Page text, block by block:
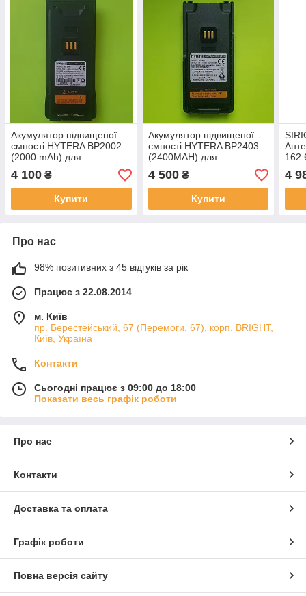
Акумулятор підвищеної
ємності HYTERA BP2002
(2000 mAh) для
радіостанцій HYTERA
HP605, HYTERA HP685
4 100 ₴
Купити
Акумулятор підвищеної
ємності HYTERA BP2403
(2400MAH) для
радіостанцій HYTERA
HP705, HYTERA HP765
4 500₴
Купити
4
Про нас
98% позитивних з 45 відгуків за рік
Працює з 22.08.2014
м. Київ
пр. Берестейський, 67 (Перемоги, 67), корп. ВRIGHT,
Київ, Україна
Контакти
Сьогодні працює з 09:00 до 18:00
Показати весь графік роботи
Про нас
Контакти
Доставка та оплата
Графік роботи
Повна версія сайту